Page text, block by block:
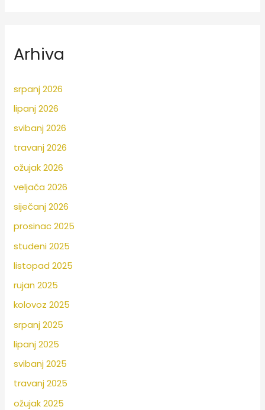
Arhiva
srpanj 2026
lipanj 2026
svibanj 2026
travanj 2026
ožujak 2026
veljača 2026
siječanj 2026
prosinac 2025
studeni 2025
listopad 2025
rujan 2025
kolovoz 2025
srpanj 2025
lipanj 2025
svibanj 2025
travanj 2025
ožujak 2025